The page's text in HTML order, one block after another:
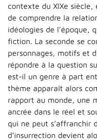
contexte du XIXe siècle,
de comprendre la
idéologies de l’époque,
fiction. La seconde se
personnages, motifs et
répondre à la question
est-il un genre à part
thème apparaît alors
rapport au monde, une
ancrée dans le réel et
qui ne peut s’affranchir
d’insurrection devient